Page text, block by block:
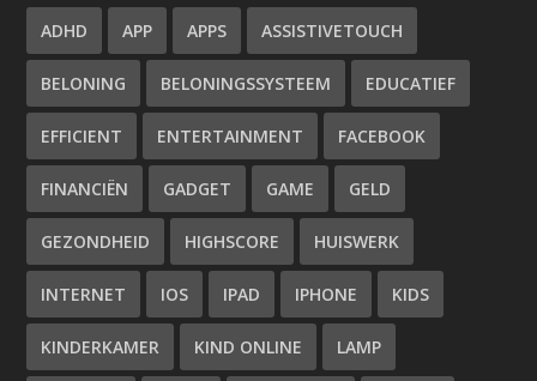
ADHD APP APPS ASSISTIVETOUCH
BELONING BELONINGSSYSTEEM EDUCATIEF
EFFICIENT ENTERTAINMENT FACEBOOK
FINANCIËN GADGET GAME GELD
GEZONDHEID HIGHSCORE HUISWERK
INTERNET IOS IPAD IPHONE KIDS
KINDERKAMER KIND ONLINE LAMP